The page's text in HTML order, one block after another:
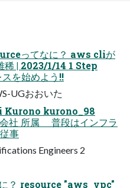
ってなに？ aws cliが
稀 | 2023/1/14 1 Step
を始めよう!!
UGおおいた
Kurono kurono_98
社 所属 普段はインフラ
事
Engineers 2
？ resource "aws_vpc"